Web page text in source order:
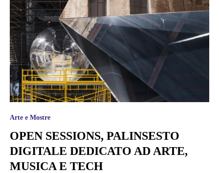
Arte e Mostre
OPEN SESSIONS, PALINSESTO
DIGITALE DEDICATO AD ARTE,
MUSICA E TECH